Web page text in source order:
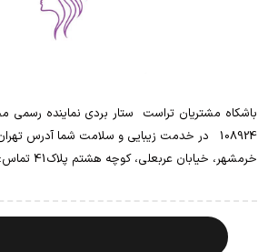
باشکاه مشتریان تراست ‌ ‌ستار بردی نماینده رسمی
108924 ‌ ‌ در خدمت زیبایی و سلامت شما آدرس
خرمشهر، خیابان عربعلی، کوچه هشتم پلاک41 تماس: 0912025549۲